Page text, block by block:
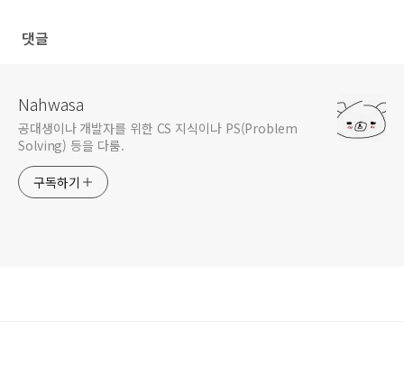
댓글
Nahwasa
공대생이나 개발자를 위한 CS 지식이나 PS(Problem
Solving) 등을 다룸.
구독하기